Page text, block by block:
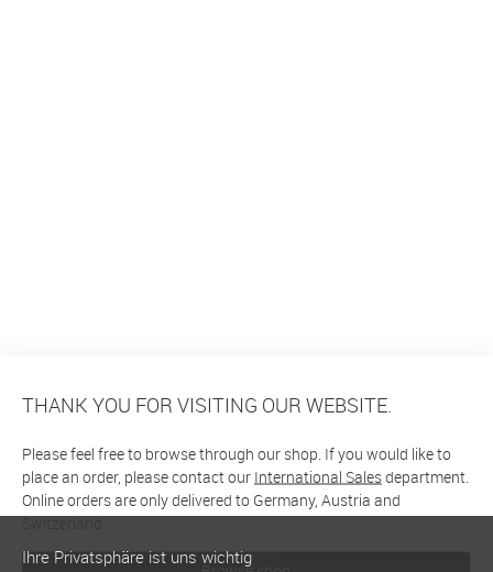
THANK YOU FOR VISITING OUR WEBSITE.
Please feel free to browse through our shop. If you would like to
place an order, please contact our International Salesdepartment.
Online orders are only delivered to Germany, Austria and
Switzerland
Ihre Privatsphäre ist uns wichtig